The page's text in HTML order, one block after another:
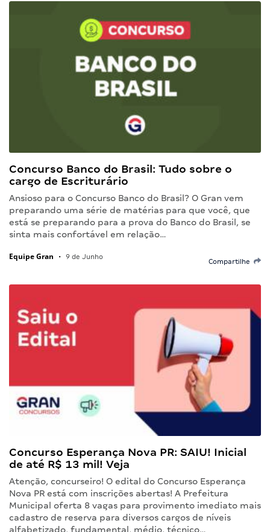
Concurso Banco do Brasil: Tudo sobre o
cargo de Escriturário
Ansioso para o Concurso Banco do Brasil? O Gran vem
preparando uma série de matérias para que você, que
está se preparando para a prova do Banco do Brasil, se
sinta mais confortável em relação…
Equipe Gran • 9 de Junho
Compartilhe
Concurso Esperança Nova PR: SAIU! Inicial
de até R$ 13 mil! Veja
Atenção, concurseiro! O edital do Concurso Esperança
Nova PR está com inscrições abertas! A Prefeitura
Municipal oferta 8 vagas para provimento imediato mais
cadastro de reserva para diversos cargos de níveis
alfabetizado, fundamental, médio, técnico…